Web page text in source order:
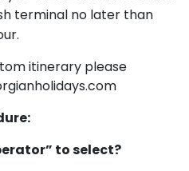
terminal no later than
itinerary please
to select?